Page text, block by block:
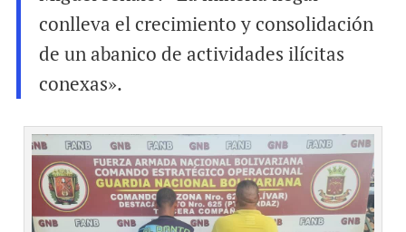
conlleva el crecimiento y consolidación
de un abanico de actividades ilícitas
conexas».